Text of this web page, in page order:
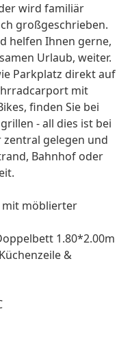
wird familiär
großgeschrieben.
helfen Ihnen gerne,
Urlaub, weiter.
Parkplatz direkt auf
mit
finden Sie bei
- all dies ist bei
zentral gelegen und
Bahnhof oder
mit möblierter
1.80*2.00m
&